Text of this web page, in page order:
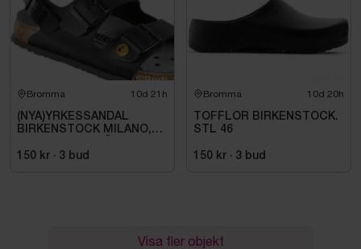
Bromma 10d 21h
(NYA)YRKESSANDAL
BIRKENSTOCK MILANO,
SVART. STL 42
150 kr · 3 bud
Bromma 10d 20h
TOFFLOR BIRKENSTOCK.
STL 46
150 kr · 3 bud
Visa fler objekt